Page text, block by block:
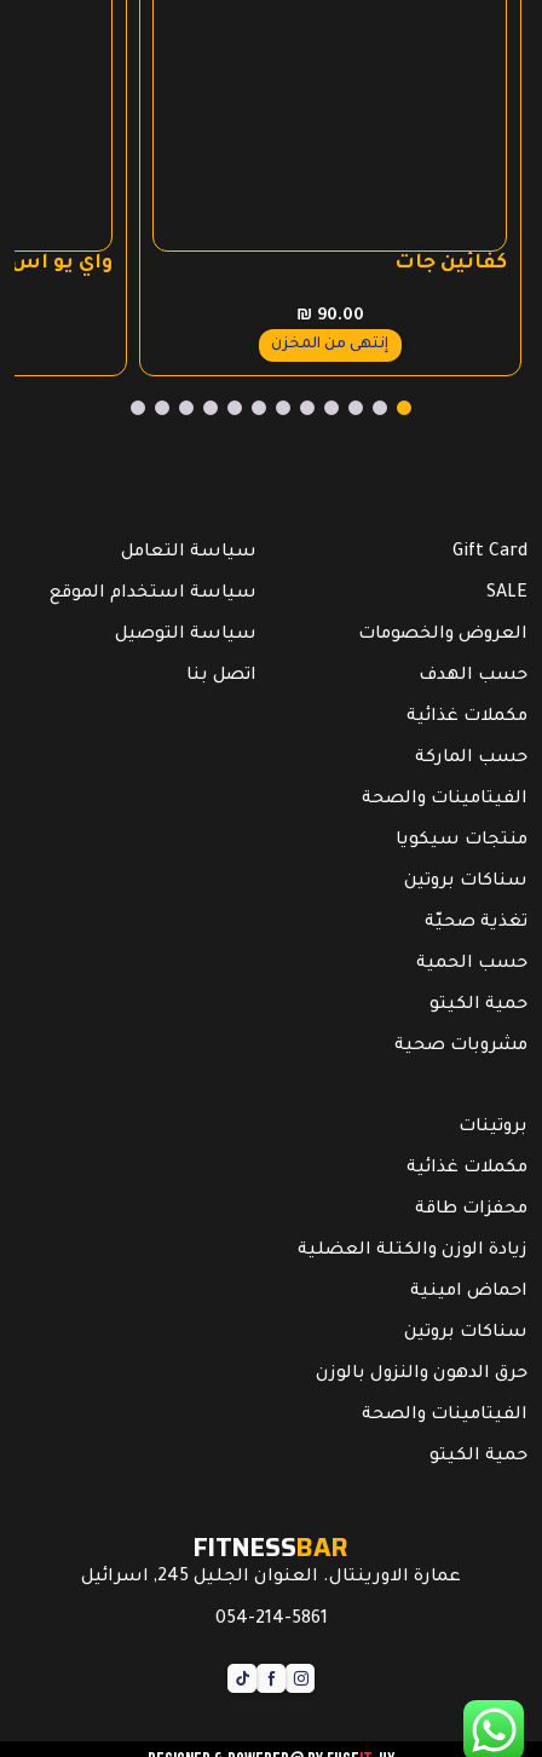
كفائين جات
₪ 90.00
إنتهى من المخزن
واي يو اس
Gift Card
SALE
العروض والخصومات
حسب الهدف
مكملات غذائية
حسب الماركة
الفيتامينات والصحة
منتجات سيكويا
سناكات بروتين
تغذية صحيّة
حسب الحمية
حمية الكيتو
مشروبات صحية
سياسة التعامل
سياسة استخدام الموقع
سياسة التوصيل
اتصل بنا
بروتينات
مكملات غذائية
محفزات طاقة
زيادة الوزن والكتلة العضلية
احماض امينية
سناكات بروتين
حرق الدهون والنزول بالوزن
الفيتامينات والصحة
حمية الكيتو
FITNESSBAR
عمارة الاورينتال. العنوان الجليل 245, اسرائيل
054-214-5861